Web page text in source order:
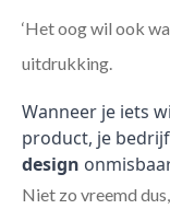
‘Het oog wil ook
uitdrukking.
Wanneer je iets
product, je
design
Niet zo vreemd